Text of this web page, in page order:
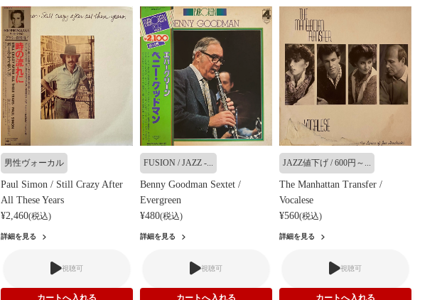
男性ヴォーカル
Paul Simon / Still Crazy After
All These Years
¥2,460(税込)
詳細を見る
視聴可
FUSION / JAZZ -...
Benny Goodman Sextet /
Evergreen
¥480(税込)
詳細を見る
視聴可
JAZZ値下げ / 600円～...
The Manhattan Transfer /
Vocalese
¥560(税込)
詳細を見る
視聴可